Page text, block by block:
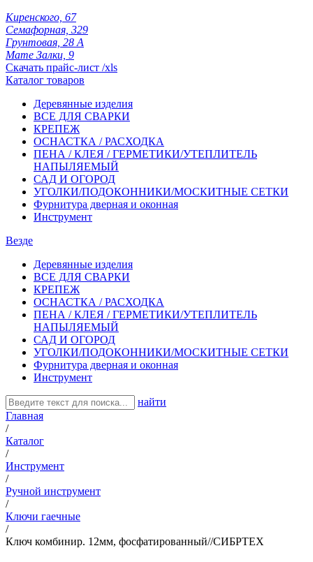
Киренского, 67
Семафорная, 329
Грунтовая, 28 А
Мате Залки, 9
Скачать прайс-лист /xls
Каталог товаров
Деревянные изделия
ВСЕ ДЛЯ СВАРКИ
КРЕПЕЖ
ОСНАСТКА / РАСХОДКА
ПЕНА / КЛЕЯ / ГЕРМЕТИКИ/УТЕПЛИТЕЛЬ
НАПЫЛЯЕМЫЙ
САД И ОГОРОД
УГОЛКИ/ПОДОКОННИКИ/МОСКИТНЫЕ СЕТКИ
Фурнитура дверная и оконная
Инструмент
Везде
Деревянные изделия
ВСЕ ДЛЯ СВАРКИ
КРЕПЕЖ
ОСНАСТКА / РАСХОДКА
ПЕНА / КЛЕЯ / ГЕРМЕТИКИ/УТЕПЛИТЕЛЬ
НАПЫЛЯЕМЫЙ
САД И ОГОРОД
УГОЛКИ/ПОДОКОННИКИ/МОСКИТНЫЕ СЕТКИ
Фурнитура дверная и оконная
Инструмент
найти
Главная
/
Каталог
/
Инструмент
/
Ручной инструмент
/
Ключи гаечные
/
Ключ комбинир. 12мм, фосфатированный//СИБРТЕХ